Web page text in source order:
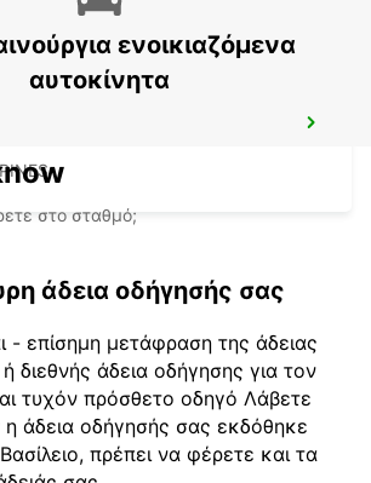
ενοικιαζόμενα
αυτοκίνητα
στο σταθμό;
άδεια οδήγησής σας
- επίσημη μετάφραση της άδειας
διεθνής άδεια οδήγησης για τον
τυχόν πρόσθετο οδηγό Λάβετε
άδεια οδήγησής σας εκδόθηκε
πρέπει να φέρετε και τα